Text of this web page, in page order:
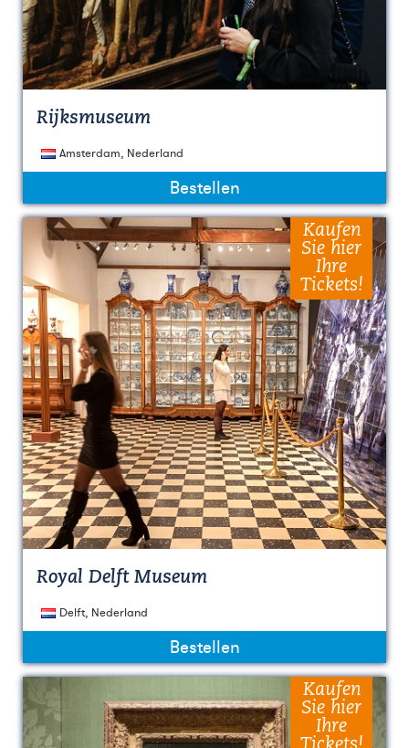
Rijksmuseum
Amsterdam, Nederland
Bestellen
Kaufen
Sie hier
Ihre
Tickets!
Royal Delft Museum
Delft, Nederland
Bestellen
Kaufen
Sie hier
Ihre